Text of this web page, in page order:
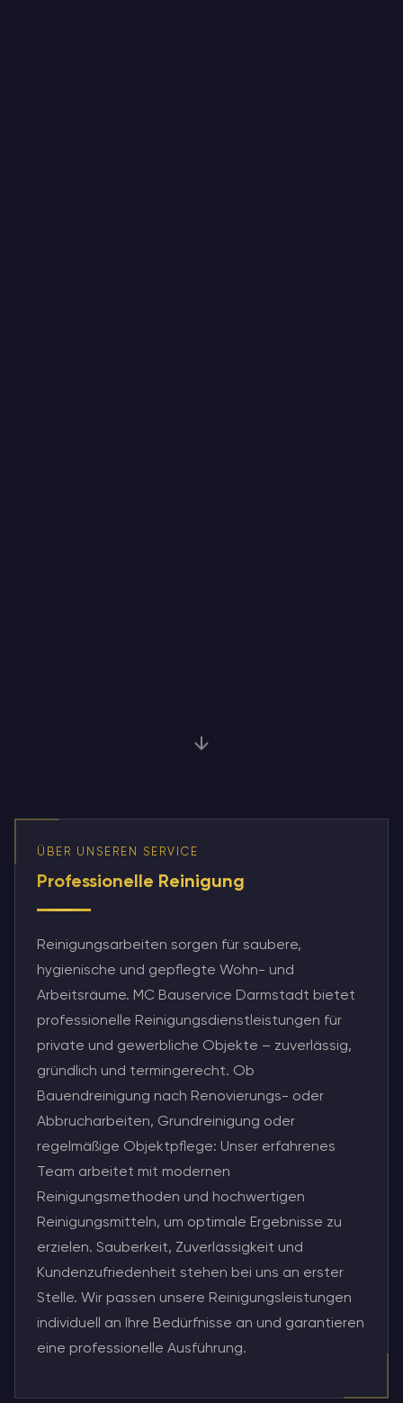
ÜBER UNSEREN SERVICE
Professionelle Reinigung
Reinigungsarbeiten sorgen für saubere,
hygienische und gepflegte Wohn- und
Arbeitsräume. MC Bauservice Darmstadt bietet
professionelle Reinigungsdienstleistungen für
private und gewerbliche Objekte – zuverlässig,
gründlich und termingerecht. Ob
Bauendreinigung nach Renovierungs- oder
Abbrucharbeiten, Grundreinigung oder
regelmäßige Objektpflege: Unser erfahrenes
Team arbeitet mit modernen
Reinigungsmethoden und hochwertigen
Reinigungsmitteln, um optimale Ergebnisse zu
erzielen. Sauberkeit, Zuverlässigkeit und
Kundenzufriedenheit stehen bei uns an erster
Stelle. Wir passen unsere Reinigungsleistungen
individuell an Ihre Bedürfnisse an und garantieren
eine professionelle Ausführung.